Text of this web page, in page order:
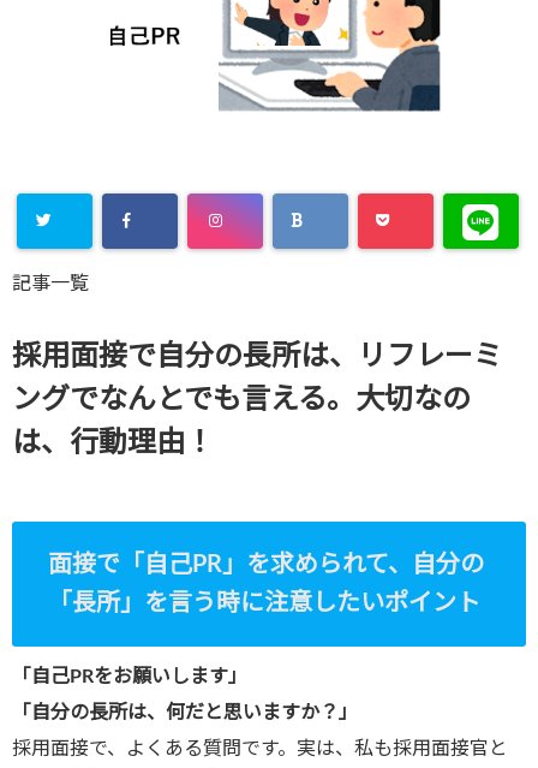
array key
72901/kaik
/public_htm
l/wp-
content/plu
gins/sns-
count-
記事一覧
採用面接で自分の長所は、リフレーミ
ングでなんとでも言える。大切なの
は、行動理由！
面接で「自己PR」を求められて、自分の
「長所」を言う時に注意したいポイント
「自己PRをお願いします」
「自分の長所は、何だと思いますか？」
採用面接で、よくある質問です。実は、私も採用面接官と